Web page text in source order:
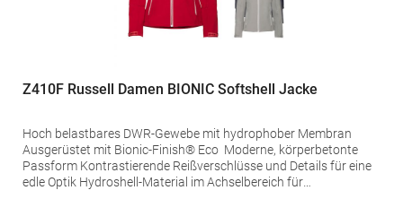
Z410F Russell Damen BIONIC Softshell Jacke
Hoch belastbares DWR-Gewebe mit hydrophober Membran
Ausgerüstet mit Bionic-Finish® Eco Moderne, körperbetonte
Passform Kontrastierende Reißverschlüsse und Details für eine
edle Optik Hydroshell-Material im Achselbereich für